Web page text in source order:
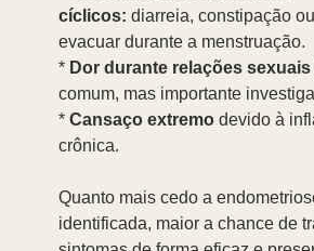
cíclicos: diarreia, constipação
evacuar durante a menstruação.
* Dor durante relações sexuais
comum, mas importante
* Cansaço extremo devido à
crônica.
Quanto mais cedo a
identificada, maior a chance de